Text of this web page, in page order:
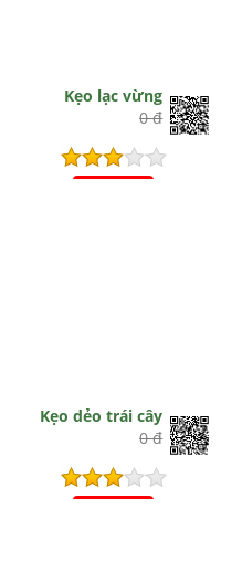
Kẹo lạc vừng
0 đ
Kẹo dẻo trái cây
0 đ